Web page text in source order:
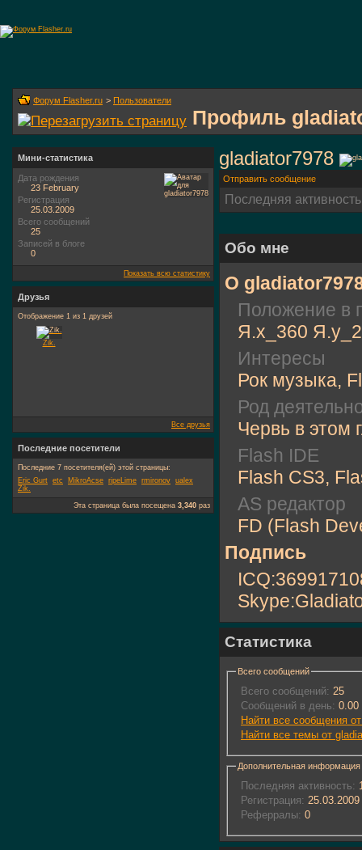
Форум Flasher.ru > Пользователи
Профиль
gladiator7978
Отправить сообщение
Последняя
Обо мне
О
Положение в
Я.x_360
Интересы
Рок музыка,
Род
Червь в этом
Flash IDE
Flash CS3,
AS редактор
FD (Flash
Подпись
Статистика
Всего сообщений
Всего сообщений: 25
Сообщений в день: 0.00
Найти все сообщения
Найти все темы от
Дополнительная информация
Последняя активность:
Регистрация: 25.03.2009
Реферралы: 0
Мини-статистика
Дата рождения
23 February
Регистрация
25.03.2009
Всего сообщений
25
Записей в блоге
0
Показать всю статистику
Друзья
Отображение 1 из 1 друзей
Zik.
Все друзья
Последние посетители
Последние 7 посетителя(ей) этой страницы:
Eric Gurt etc MikroAcse ripeLime rmironov ualex
Zik.
Эта страница была посещена 3,340 раз